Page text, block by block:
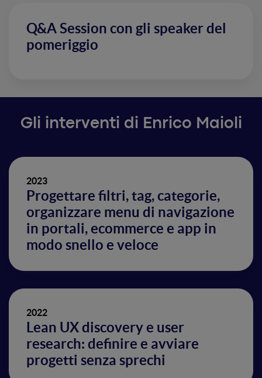
Q&A Session con gli speaker del
pomeriggio
Gli interventi di Enrico Maioli
2023
Progettare filtri, tag, categorie,
organizzare menu di navigazione
in portali, ecommerce e app in
modo snello e veloce
2022
Lean UX discovery e user
research: definire e avviare
progetti senza sprechi